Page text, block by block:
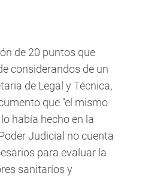
de 20 puntos que
considerandos de un
de Legal y Técnica,
que "el mismo
había hecho en la
Judicial no cuenta
para evaluar la
sanitarios y